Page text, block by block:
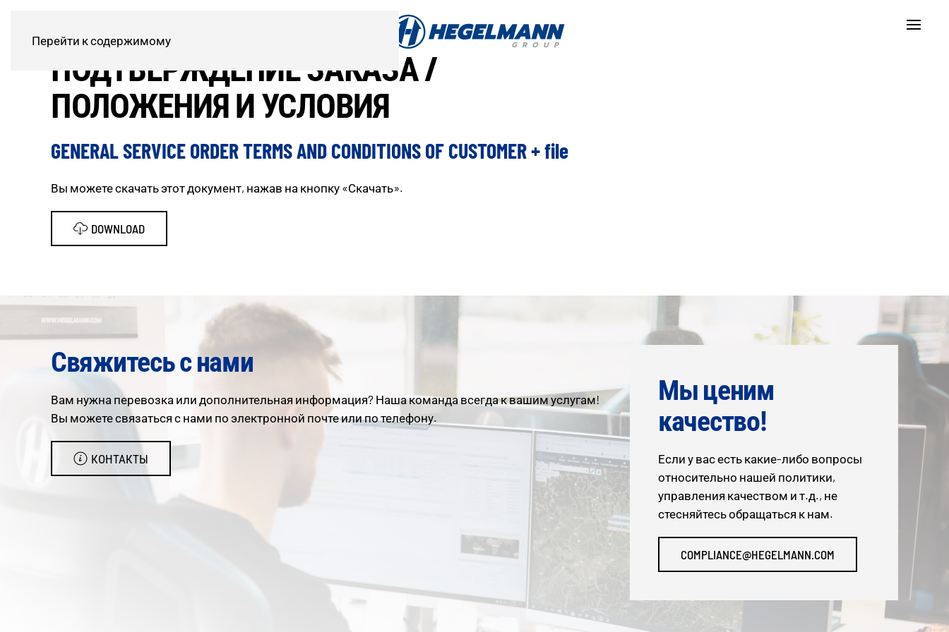
Перейти к содержимому
ПОДТВЕРЖДЕНИЕ ЗАКАЗА /
ПОЛОЖЕНИЯ И УСЛОВИЯ
GENERAL SERVICE ORDER TERMS AND CONDITIONS OF CUSTOMER + file
Вы можете скачать этот документ, нажав на кнопку «Скачать».
DOWNLOAD
Свяжитесь с нами
Вам нужна перевозка или дополнительная информация? Наша команда всегда к вашим услугам!
Вы можете связаться с нами по электронной почте или по телефону.
КОНТАКТЫ
Мы ценим
качество!
Если у вас есть какие-либо вопросы
относительно нашей политики,
управления качеством и т.д., не
стесняйтесь обращаться к нам.
COMPLIANCE@HEGELMANN.COM